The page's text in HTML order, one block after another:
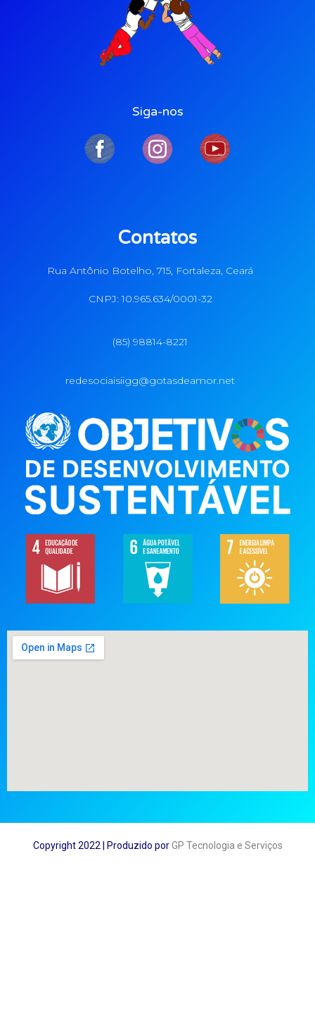
Siga-nos
Contatos
Rua Antônio Botelho, 715, Fortaleza, Ceará
CNPJ: 10.965.634/0001-32
(85) 98814-8221
redesociaisiigg@gotasdeamor.net
Copyright 2022 | Produzido por GP Tecnologia e Serviços